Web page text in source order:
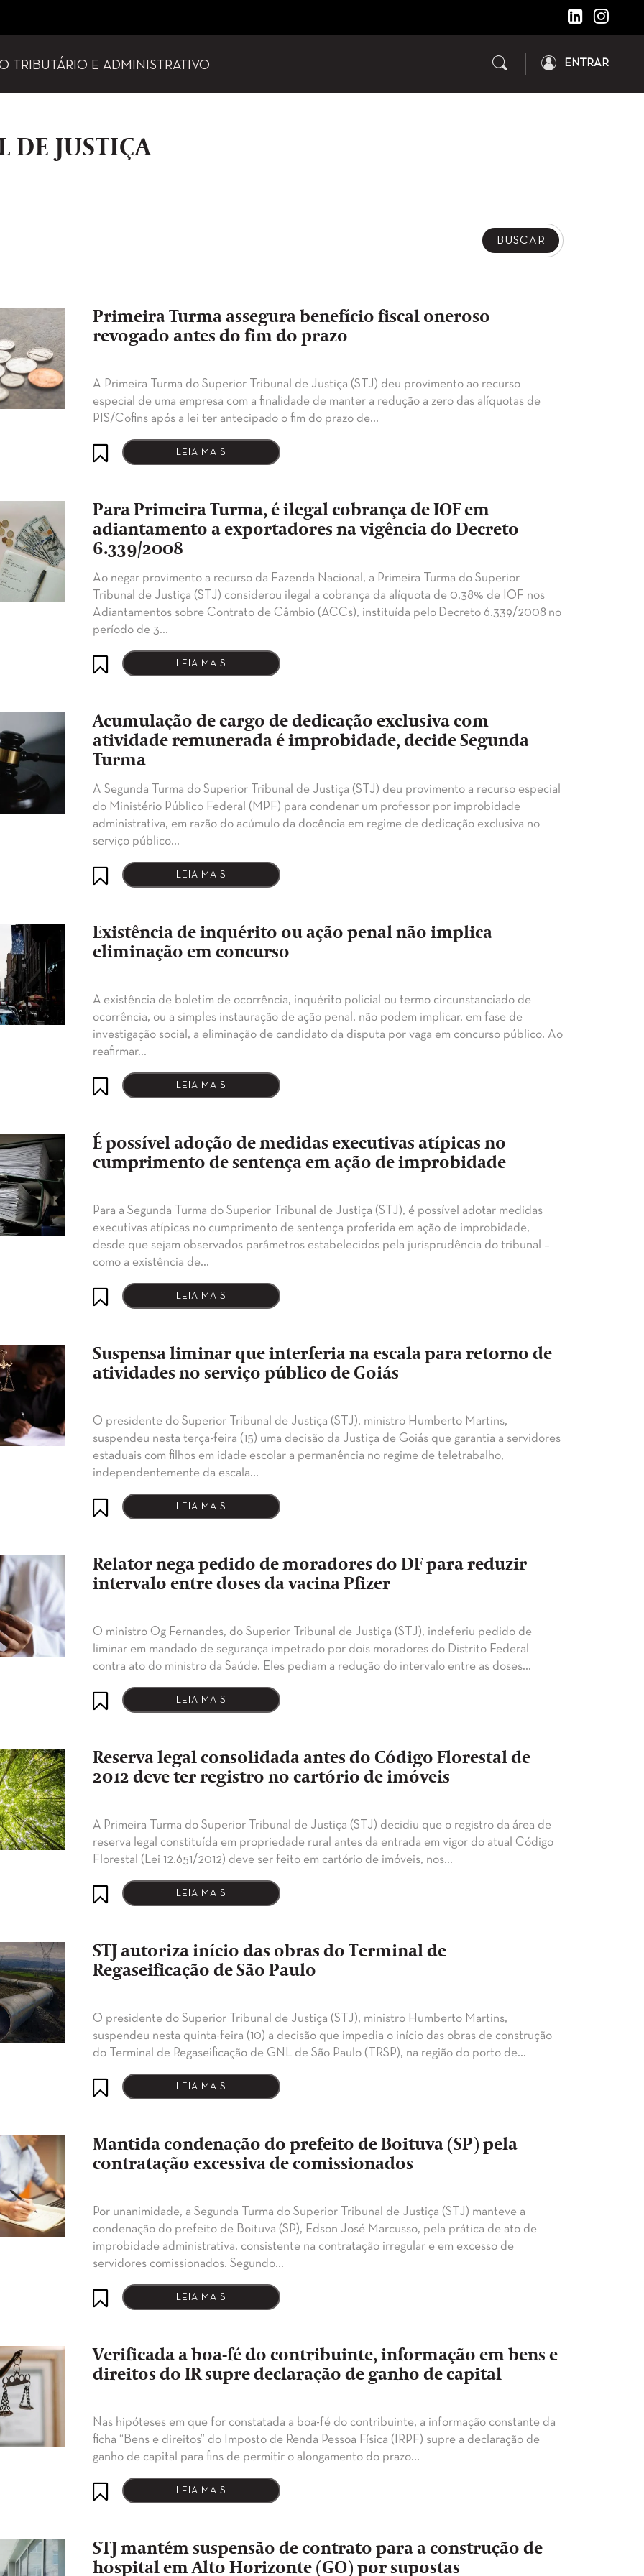
TRIBUTÁRIO E ADMINISTRATIVO ENTRAR
DE JUSTIÇA
Primeira Turma assegura benefício fiscal oneroso
revogado antes do fim do prazo
A Primeira Turma do Superior Tribunal de Justiça (STJ) deu provimento ao recurso
especial de uma empresa com a finalidade de manter a redução a zero das alíquotas de
PIS/Cofins após a lei ter antecipado o fim do prazo de…
LEIA MAIS
Para Primeira Turma, é ilegal cobrança de IOF em
adiantamento a exportadores na vigência do Decreto
6.339/2008
​Ao negar provimento a recurso da Fazenda Nacional, a Primeira Turma do Superior
Tribunal de Justiça (STJ) considerou ilegal a cobrança da alíquota de 0,38% de IOF nos
Adiantamentos sobre Contrato de Câmbio (ACCs), instituída pelo Decreto 6.339/2008 no
período de 3…
LEIA MAIS
Acumulação de cargo de dedicação exclusiva com
atividade remunerada é improbidade, decide Segunda
Turma
A Segunda Turma do Superior Tribunal de Justiça (STJ) deu provimento a recurso especial
do Ministério Público Federal (MPF) para condenar um professor por improbidade
administrativa, em razão do acúmulo da docência em regime de dedicação exclusiva no
serviço público…
LEIA MAIS
Existência de inquérito ou ação penal não implica
eliminação em concurso
​A existência de boletim de ocorrência, inquérito policial ou termo circunstanciado de
ocorrência, ou a simples instauração de ação penal, não podem implicar, em fase de
investigação social, a eliminação de candidato da disputa por vaga em concurso público. Ao
reafirmar…
LEIA MAIS
É possível adoção de medidas executivas atípicas no
cumprimento de sentença em ação de improbidade
​​​Para a Segunda Turma do Superior Tribunal de Justiça (STJ), é possível adotar medidas
executivas atípicas no cumprimento de sentença proferida em ação de improbidade,
desde que sejam observados parâmetros estabelecidos pela jurisprudência do tribunal –
como a existência de…
LEIA MAIS
Suspensa liminar que interferia na escala para retorno de
atividades no serviço público de Goiás
O presidente do Superior Tribunal de Justiça (STJ), ministro Humberto Martins,
suspendeu nesta terça-feira (15) uma decisão da Justiça de Goiás que garantia a servidores
estaduais com filhos em idade escolar a permanência no regime de teletrabalho,
independentemente da escala…
LEIA MAIS
Relator nega pedido de moradores do DF para reduzir
intervalo entre doses da vacina Pfizer
O ministro Og Fernandes, do Superior Tribunal de Justiça (STJ), indeferiu pedido de
liminar em mandado de segurança impetrado por dois moradores do Distrito Federal
contra ato do ministro da Saúde. Eles pediam a redução do intervalo entre as doses…
LEIA MAIS
Reserva legal consolidada antes do Código Florestal de
2012 deve ter registro no cartório de imóveis
A Primeira Turma do Superior Tribunal de Justiça (STJ) decidiu que o registro da área de
reserva legal constituída em propriedade rural antes da entrada em vigor do atual Código
Florestal (Lei‎ ‎‎12.651/2012) deve ser feito em cartório de imóveis, nos…
LEIA MAIS
STJ autoriza início das obras do Terminal de
Regaseificação de São Paulo
O presidente do Superior Tribunal de Justiça (STJ), ministro Humberto Martins,
suspendeu nesta quinta-feira (10) a decisão que impedia o início das obras de construção
do Terminal de Regaseificação de GNL de São Paulo (TRSP), na região do porto de…
LEIA MAIS
Mantida condenação do prefeito de Boituva (SP) pela
contratação excessiva de comissionados
Por unanimidade, a Segunda Turma do Superior Tribunal de Justiça (STJ) manteve a
condenação do prefeito de Boituva (SP), Edson José Marcusso, pela prática de ato de
improbidade administrativa, consistente na contratação irregular e em excesso de
servidores comissionados. Segundo…
LEIA MAIS
Verificada a boa-fé do contribuinte, informação em bens e
direitos do IR supre declaração de ganho de capital
Nas hipóteses em que for constatada a boa-fé do contribuinte, a informação constante da
ficha “Bens e direitos” do Imposto de Renda Pessoa Física (IRPF) supre a declaração de
ganho de capital para fins de permitir o alongamento do prazo…
LEIA MAIS
STJ mantém suspensão de contrato para a construção de
hospital em Alto Horizonte (GO) por supostas